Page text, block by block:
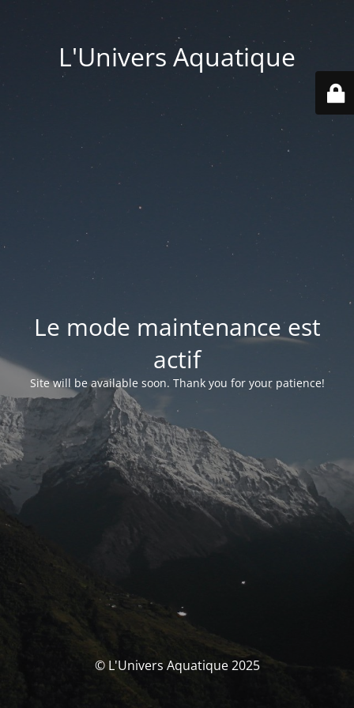
L'Univers Aquatique
Le mode maintenance est
actif
Site will be available soon. Thank you for your patience!
© L'Univers Aquatique 2025